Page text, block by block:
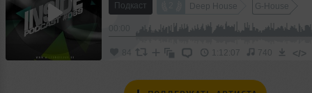
Подкаст Deep House G-House
1:12:07 740 </>